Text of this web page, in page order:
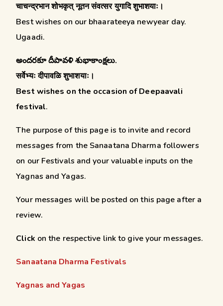
चाचन्द्रभान शोभकृत् नूतन संवत्सर युगादि शुभाशयाः।
Best wishes on our bhaarateeya newyear day.
Ugaadi.
అందరకూ దీపావళి శుభాకాంక్షలు.
सर्वेभ्यः दीपावळि शुभाशयाः।
Best wishes on the occasion of Deepaavali
festival.
The purpose of this page is to invite and record
messages from the Sanaatana Dharma followers
on our Festivals and your valuable inputs on the
Yagnas and Yagas.
Your messages will be posted on this page after a
review.
Click on the respective link to give your messages.
Sanaatana Dharma Festivals
Yagnas and Yagas